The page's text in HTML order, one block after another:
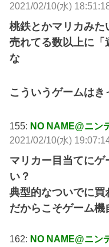
2021/02/10(水)
桃鉄とかマリカみた
売れてる数以上に「
な
こういうゲームは
155: NO NAME@ニン
2021/02/10(水)
マリカー目当てに
い？
典型的なついでに
だからこそゲーム
162: NO NAME@ニン